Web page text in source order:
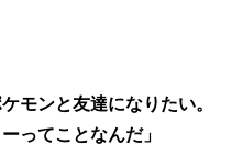
モンと友達になりたい。
ってことなんだ」